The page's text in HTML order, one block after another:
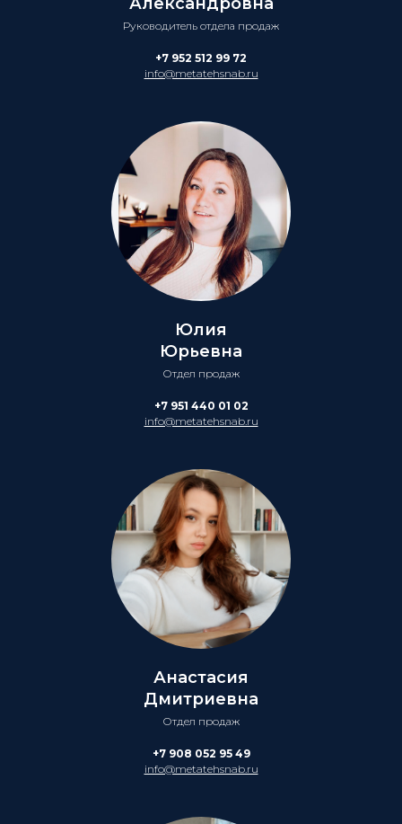
Руководитель отдела продаж
+7 952 512 99 72
info@metatehsnab.ru
Юлия
Юрьевна
Отдел продаж
+7 951 440 01 02
info@metatehsnab.ru
Анастасия
Дмитриевна
Отдел продаж
+7 908 052 95 49
info@metatehsnab.ru